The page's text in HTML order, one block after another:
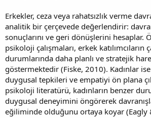
Erkekler, ceza veya rahatsızlık verme
analitik bir çerçevede değerlendirir:
sonuçlarını ve geri dönüşlerini hesaplar.
psikoloji çalışmaları, erkek katılımcıların
durumlarında daha planlı ve stratejik
göstermektedir (Fiske, 2010). Kadınlar
duygusal tepkileri ve empatiyi ön plana
psikoloji literatürü, kadınların benzer
duygusal deneyimini öngörerek
eğiliminde olduğunu ortaya koyar (Eagly